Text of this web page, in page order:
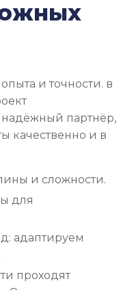
и точности. в
надёжный партнёр,
качественно и в
и сложности.
для
адаптируем
проходят